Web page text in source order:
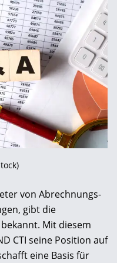
von Abrechnungs-
gibt die
Mit diesem
CTI seine Position auf
eine Basis für